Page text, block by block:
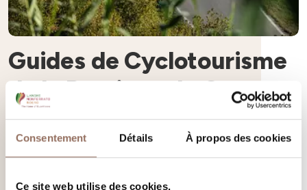
Consentement Détails À propos des cookies
Ce site web utilise des cookies.
Guides de Cyclotourisme
de la Province de Cuneo
Liste officielle des guides de cyclotourisme de la Province de
Cuneo